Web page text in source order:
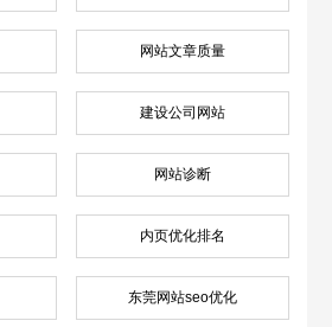
网站文章质量
建设公司网站
网站诊断
内页优化排名
东莞网站seo优化